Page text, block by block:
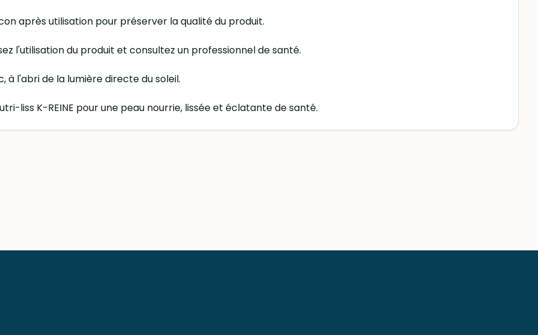
après utilisation pour préserver la qualité du produit.
l'utilisation du produit et consultez un professionnel de santé.
à l'abri de la lumière directe du soleil.
liss K-REINE pour une peau nourrie, lissée et éclatante de santé.